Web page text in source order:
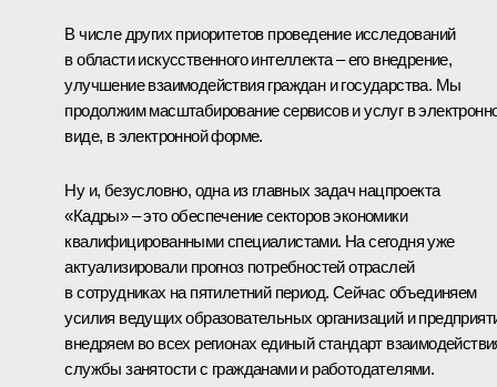
В числе других приоритетов проведение исследований
в области искусственного интеллекта – его внедрение,
улучшение взаимодействия граждан и государства. Мы
продолжим масштабирование сервисов и услуг в
виде, в электронной форме.
Ну и, безусловно, одна из главных задач нацпроекта
«Кадры» – это обеспечение секторов экономики
квалифицированными специалистами. На сегодня уже
актуализировали прогноз потребностей отраслей
в сотрудниках на пятилетний период. Сейчас объединяем
усилия ведущих образовательных организаций и
внедряем во всех регионах единый стандарт
службы занятости с гражданами и работодателями.